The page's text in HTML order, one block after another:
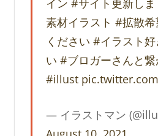
イン #サイト更新しま
素材イラスト #拡散希
ください #イラスト
い #ブロガーさんと
#illust
— イラストマン